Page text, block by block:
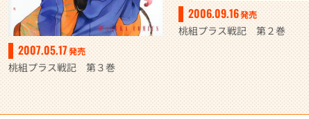
2007.05.17発売
桃組プラス戦記 第３巻
2006.09.16発売
桃組プラス戦記 第２巻